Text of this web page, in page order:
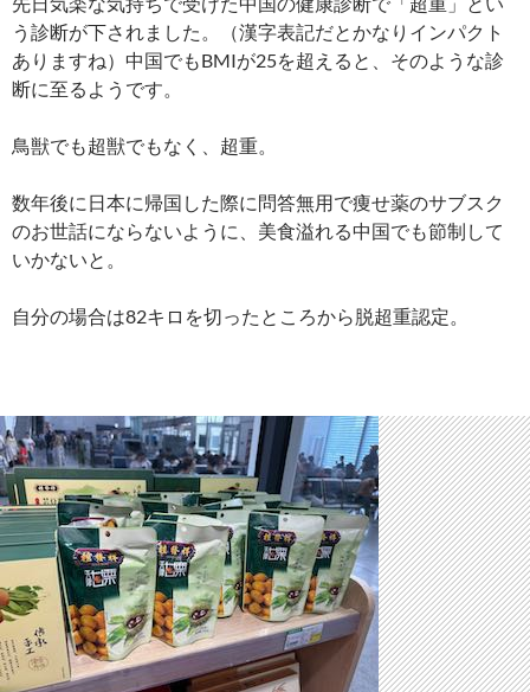
う診断が下されました。（漢字表記だとかなりインパクト
ありますね）中国でもBMIが25を超えると、そのような診
断に至るようです。
鳥獣でも超獣でもなく、超重。
数年後に日本に帰国した際に問答無用で痩せ薬のサブスク
のお世話にならないように、美食溢れる中国でも節制して
いかないと。
自分の場合は82キロを切ったところから脱超重認定。